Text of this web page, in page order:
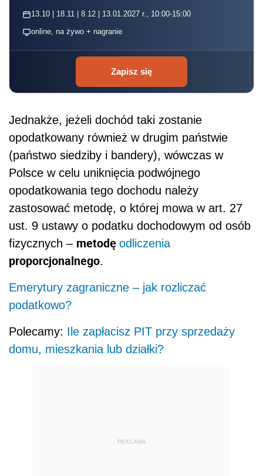
13.10 | 18.11 | 8.12 | 13.01.2027 r., 10:00-15:00
online, na żywo + nagranie
Zapisz się
Jednakże, jeżeli dochód taki zostanie
opodatkowany również w drugim państwie
(państwo siedziby i bandery), wówczas w
Polsce w celu uniknięcia podwójnego
opodatkowania tego dochodu należy
zastosować metodę, o której mowa w art. 27
ust. 9 ustawy o podatku dochodowym od osób
fizycznych – metodę odliczenia
proporcjonalnego.
Emerytury zagraniczne – jak rozliczać
podatkowo?
Polecamy: Ile zapłacisz PIT przy sprzedaży
domu, mieszkania lub działki?
REKLAMA